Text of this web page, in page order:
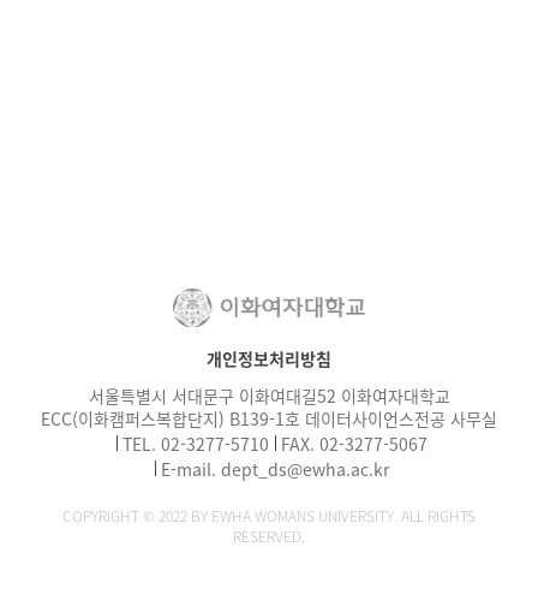
개인정보처리방침
서울특별시 서대문구 이화여대길52 이화여자대학교
ECC(이화캠퍼스복합단지) B139-1호 데이터사이언스전공 사무실
TEL. 02-3277-5710 FAX. 02-3277-5067
E-mail. dept_ds@ewha.ac.kr
COPYRIGHT © 2022 BY EWHA WOMANS UNIVERSITY. ALL RIGHTS
RESERVED.